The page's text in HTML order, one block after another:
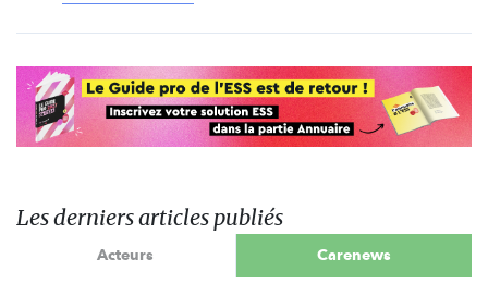
Les derniers articles publiés
Acteurs Carenews